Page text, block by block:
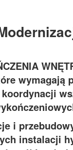
i
instalacji